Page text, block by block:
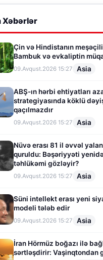
Xəbərlər
Çin və Hindistanın
Bambuk və evkaliptin
09.Avqust.2026 15:27 Asia
ABŞ-ın hərbi ehtiyatları
strategiyasında köklü
qaçılmazdır
09.Avqust.2026 15:27 Asia
Nüvə erası 81 il əvvəl
quruldu: Bəşəriyyəti
təhlükəmi gözləyir?
09.Avqust.2026 15:27 Asia
Süni intellekt erası yeni
modeli tələb edir
09.Avqust.2026 15:27 Asia
İran Hörmüz boğazı ilə
sərtləşdirir: Vaşinqtondan